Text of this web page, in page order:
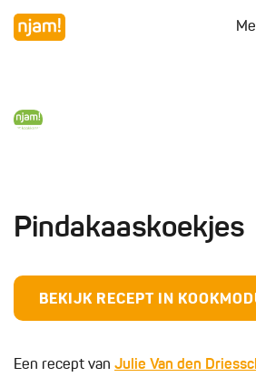
Pindakaaskoekjes
BEKIJK RECEPT IN
Een recept van Julie Van den